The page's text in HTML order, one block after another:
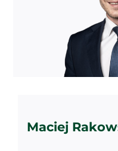
Maciej